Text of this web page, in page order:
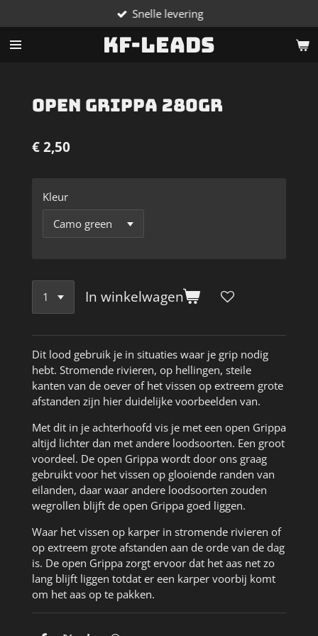
direct
naar
KF-Leads
Snelle levering
Open Grippa 280gr
€ 2,50
Kleur
In winkelwagen
Dit lood gebruik je in situaties waar je grip nodig
hebt. Stromende rivieren, op hellingen, steile
kanten van de oever of het vissen op extreem grote
afstanden zijn hier duidelijke voorbeelden van.
Met dit in je achterhoofd vis je met een open Grippa
altijd lichter dan met andere loodsoorten. Een groot
voordeel. De open Grippa wordt door ons graag
gebruikt voor het vissen op glooiende randen van
eilanden, daar waar andere loodsoorten zouden
wegrollen blijft de open Grippa goed liggen.
Waar het vissen op karper in stromende rivieren of
op extreem grote afstanden aan de orde van de dag
is. De open Grippa zorgt ervoor dat het aas net zo
lang blijft liggen totdat er een karper voorbij komt
om het aas op te pakken.